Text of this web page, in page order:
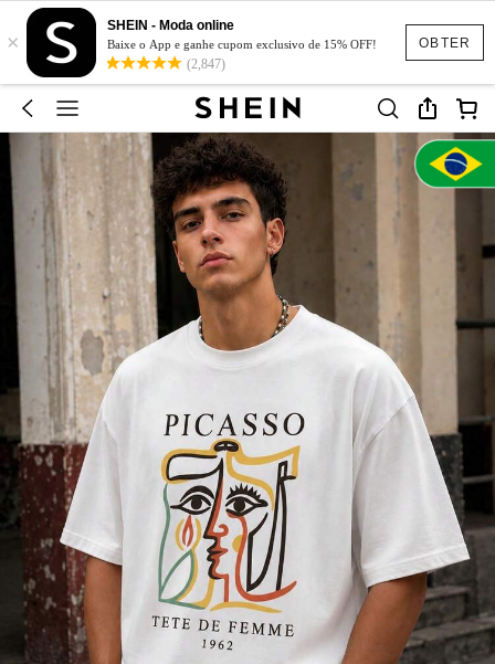
OBTER
×
SHEIN - Moda online
Baixe o App e ganhe cupom exclusivo de 15% OFF!
(2,847)